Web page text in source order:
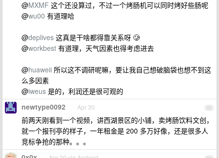
@MXMF 这个还没算过，不过一个烤肠机可以同时烤好些肠呢
@wu00 有道理哈
@deplives 这真是干啥都得靠关系呀 🥲
@workbest 有道理，天气因素也得考虑进去
@huaweii 所以这不调研呢嘛，要让我自己想破脑袋也想不到这
么多因素
@iweus 是的，利润还是很可观的
65
newtype0092 Apr 30
前两天刚看到一个视频，讲西湖景区的小铺，卖烤肠饮料文创，
就一个报刊亭的样子，一年租金是 200 多万好像，还是很多人
竞标争抢的那种。。。